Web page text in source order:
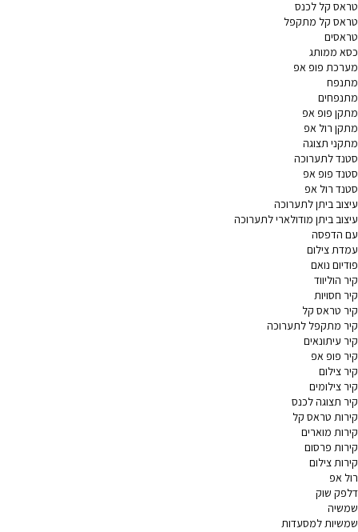
טראס קל לכנס
טראס קל מתקפל
טראסים
כסא ממותג
מערכת פופ אפ
מתנפח
מתנפחים
מתקן פופ אפ
מתקן רול אפ
מתקני תצוגה
סטנד לתערוכה
סטנד פופ אפ
סטנד רול אפ
עיצוב ביתן לתערוכה
עיצוב ביתן מודולארי לתערוכה
עם הדפסה
עמדת צילום
פודיום נואם
קיר הוליווד
קיר חסויות
קיר טראס קל
קיר מתקפל לתערוכה
קיר עיתונאים
קיר פופ אפ
קיר צילום
קיר צילומים
קיר תצוגה לכנס
קירות טראס קל
קירות מוארים
קירות פרסום
קירות צילום
רול אפ
דלפק שוק
שמשיה
שמשיות למסעדות